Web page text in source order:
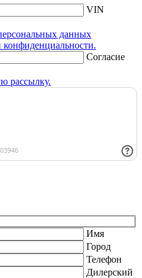
VIN
данных
Согласие
рассылку.
Имя
Город
Телефон
Дилерский